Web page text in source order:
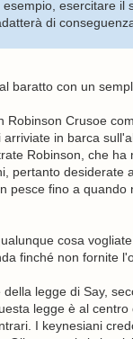
esercitare
di
baratto con un
Robinson Crusoe
in barca
Robinson, che
pertanto
pesce fino a
cosa
finché non fornite
legge di Say,
legge è al
I keynesiani